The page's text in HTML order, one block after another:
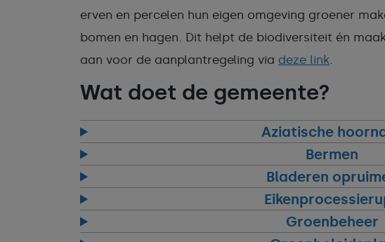
erven en percelen hun eigen omgeving groener
bomen en hagen. Dit helpt de biodiversiteit én
aan voor de aanplantregeling via deze link.
Wat doet de gemeente?
Aziatische
Bermen
Bladeren
Groenbeheer